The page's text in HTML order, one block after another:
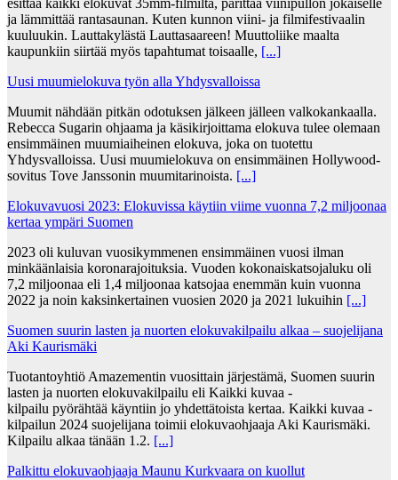
ja lämmittää rantasaunan. Kuten kunnon viini- ja filmifestivaalin
kuuluukin. Lauttakylästä Lauttasaareen! Muuttoliike maalta
kaupunkiin siirtää myös tapahtumat toisaalle, [...]
Uusi muumielokuva työn alla Yhdysvalloissa
Muumit nähdään pitkän odotuksen jälkeen jälleen valkokankaalla.
Rebecca Sugarin ohjaama ja käsikirjoittama elokuva tulee olemaan
ensimmäinen muumiaiheinen elokuva, joka on tuotettu
Yhdysvalloissa. Uusi muumielokuva on ensimmäinen Hollywood-
sovitus Tove Janssonin muumitarinoista. [...]
Elokuvavuosi 2023: Elokuvissa käytiin viime vuonna 7,2 miljoonaa
kertaa ympäri Suomen
2023 oli kuluvan vuosikymmenen ensimmäinen vuosi ilman
minkäänlaisia koronarajoituksia. Vuoden kokonaiskatsojaluku oli
7,2 miljoonaa eli 1,4 miljoonaa katsojaa enemmän kuin vuonna
2022 ja noin kaksinkertainen vuosien 2020 ja 2021 lukuihin [...]
Suomen suurin lasten ja nuorten elokuvakilpailu alkaa – suojelijana
Aki Kaurismäki
Tuotantoyhtiö Amazementin vuosittain järjestämä, Suomen suurin
lasten ja nuorten elokuvakilpailu eli Kaikki kuvaa -
kilpailu pyörähtää käyntiin jo yhdettätoista kertaa. Kaikki kuvaa -
kilpailun 2024 suojelijana toimii elokuvaohjaaja Aki Kaurismäki.
Kilpailu alkaa tänään 1.2. [...]
Palkittu elokuvaohjaaja Maunu Kurkvaara on kuollut